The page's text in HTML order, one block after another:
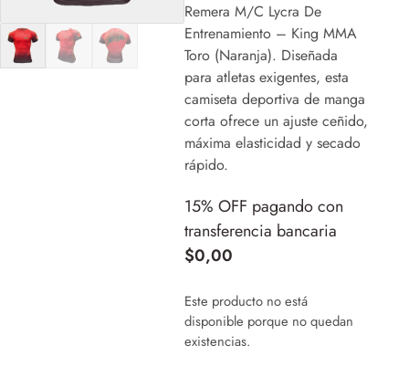
Remera M/C Lycra De
Entrenamiento – King MMA
Toro (Naranja). Diseñada
para atletas exigentes, esta
camiseta deportiva de manga
corta ofrece un ajuste ceñido,
máxima elasticidad y secado
rápido.
15% OFF pagando con
transferencia bancaria
$0,00
Este producto no está
disponible porque no quedan
existencias.